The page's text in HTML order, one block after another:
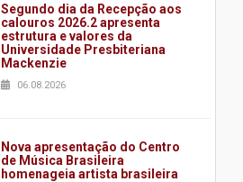
Segundo dia da Recepção aos
calouros 2026.2 apresenta
estrutura e valores da
Universidade Presbiteriana
Mackenzie
06.08.2026
Nova apresentação do Centro
de Música Brasileira
homenageia artista brasileira